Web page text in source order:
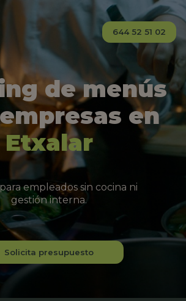
644 52 51 02
de menús
en
Etxalar
empleados sin cocina ni
gestión interna.
Solicita presupuesto